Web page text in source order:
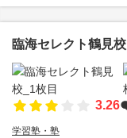
臨海セレクト鶴見校
3.26
学習塾・塾